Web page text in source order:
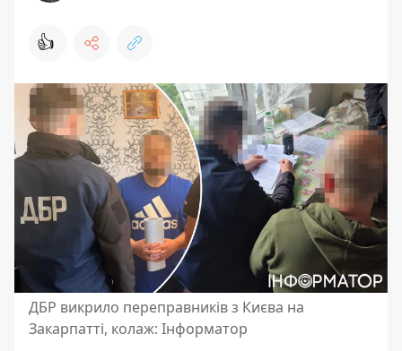
👍
ДБР викрило переправників з Києва на
Закарпатті, колаж: Інформатор